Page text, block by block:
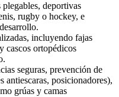
plegables, deportivas
rugby o hockey, e
incluyendo fajas
cascos ortopédicos
seguras, prevención de
antiescaras, posicionadores),
grúas y camas